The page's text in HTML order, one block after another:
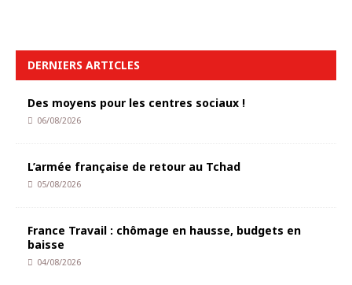
DERNIERS ARTICLES
Des moyens pour les centres sociaux !
06/08/2026
L’armée française de retour au Tchad
05/08/2026
France Travail : chômage en hausse, budgets en
baisse
04/08/2026